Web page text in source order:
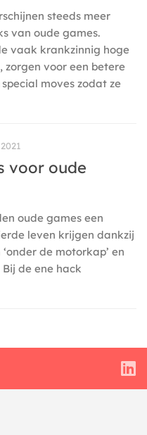
steeds meer
van oude games.
vaak krankzinnig hoge
voor een betere
moves zodat ze
voor oude
oude games een
leven krijgen dankzij
de motorkap’ en
de ene hack